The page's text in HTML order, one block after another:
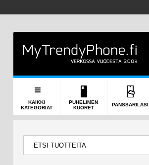
KAIKKI
KATEGORIAT
PUHELIMEN
KUORET
PANSSARILASI